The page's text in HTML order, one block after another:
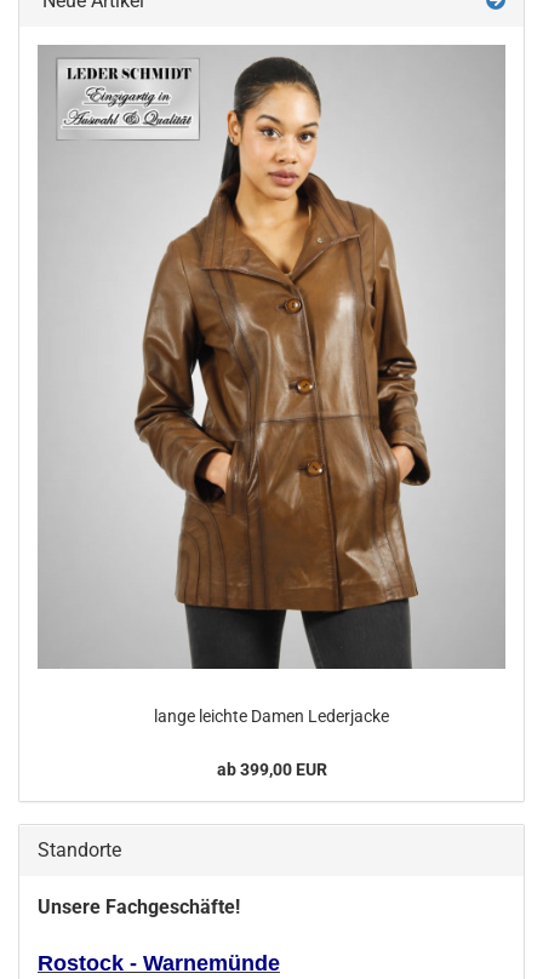
lange leich­te Damen Le­der­ja­cke
ab 399,00 EUR
Standorte
Unsere Fachgeschäfte!
Rostock - Warnemünde